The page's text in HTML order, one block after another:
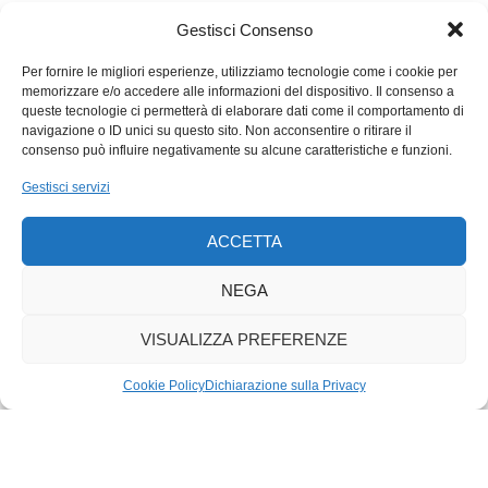
Gestisci Consenso
Per fornire le migliori esperienze, utilizziamo tecnologie come i cookie per
memorizzare e/o accedere alle informazioni del dispositivo. Il consenso a
queste tecnologie ci permetterà di elaborare dati come il comportamento di
navigazione o ID unici su questo sito. Non acconsentire o ritirare il
consenso può influire negativamente su alcune caratteristiche e funzioni.
Gestisci servizi
ACCETTA
NEGA
VISUALIZZA PREFERENZE
Cookie PolicyDichiarazione sulla Privacy